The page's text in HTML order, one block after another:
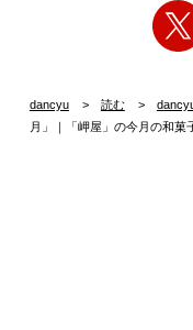
dancyu 読む
月」｜「岬屋」の今月の和菓